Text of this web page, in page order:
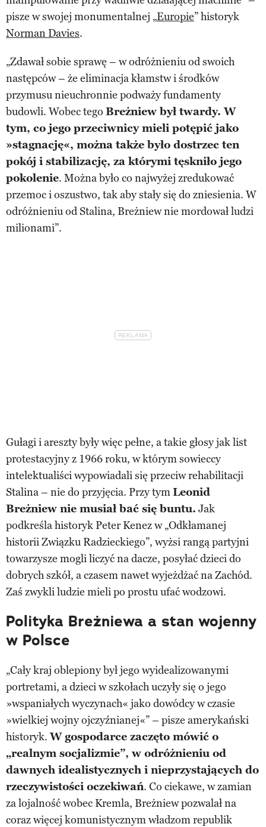
pisze w swojej monumentalnej „Europie” historyk
Norman Davies.
„Zdawał sobie sprawę – w odróżnieniu od swoich
następców – że eliminacja kłamstw i środków
przymusu nieuchronnie podważy fundamenty
budowli. Wobec tego Breżniew był twardy. W
tym, co jego przeciwnicy mieli potępić jako
»stagnację«, można także było dostrzec ten
pokój i stabilizację, za którymi tęskniło jego
pokolenie. Można było co najwyżej zredukować
przemoc i oszustwo, tak aby stały się do zniesienia. W
odróżnieniu od Stalina, Breżniew nie mordował ludzi
milionami”.
Gułagi i areszty były więc pełne, a takie głosy jak list
protestacyjny z 1966 roku, w którym sowieccy
intelektualiści wypowiadali się przeciw rehabilitacji
Stalina – nie do przyjęcia. Przy tymLeonid
Breżniew nie musiał bać się buntu. Jak
podkreśla historyk Peter Kenez w „Odkłamanej
historii Związku Radzieckiego”, wyżsi rangą partyjni
towarzysze mogli liczyć na dacze, posyłać dzieci do
dobrych szkół, a czasem nawet wyjeżdżać na Zachód.
Zaś zwykli ludzie mieli po prostu ufać wodzowi.
Polityka Breżniewa a stan wojenny
w Polsce
„Cały kraj oblepiony był jego wyidealizowanymi
portretami, a dzieci w szkołach uczyły się o jego
»wspaniałych wyczynach« jako dowódcy w czasie
»wielkiej wojny ojczyźnianej«” – pisze amerykański
historyk.W gospodarce zaczęto mówić o
„realnym socjalizmie”, w odróżnieniu od
dawnych idealistycznych i nieprzystających do
rzeczywistości oczekiwań. Co ciekawe, w zamian
za lojalność wobec Kremla, Breżniew pozwalał na
coraz więcej komunistycznym władzom republik